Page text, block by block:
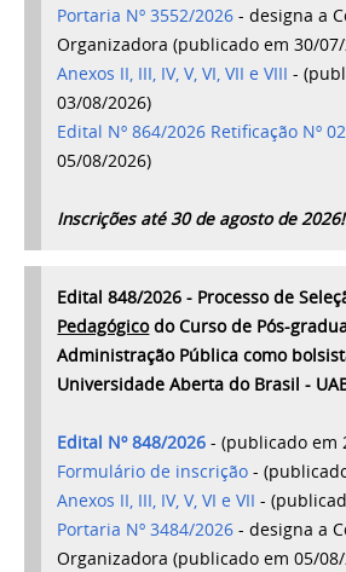
Portaria Nº 3552/2026 - designa a
Organizadora (publicado em 30/
Anexos II, III, IV, V, VI, VII e VIII -
03/08/2026)
Edital Nº 864/2026 Retificação Nº 02
05/08/2026)
Inscrições até 30 de agosto de 2026!
Edital 848/2026 - Processo de
Pedagógicodo Curso de Pós-
Administração Pública como
Universidade Aberta do Brasil -
Edital Nº 848/2026 - (publicado em
Formulário de inscrição -
Anexos II, III, IV, V, VI e VII -
Portaria Nº 3484/2026 - designa a
Organizadora (publicado em 05/